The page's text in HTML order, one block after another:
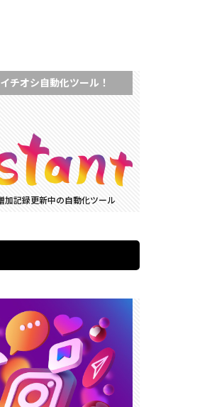
チオシ自動化ツール！
加記録更新中の自動化ツール